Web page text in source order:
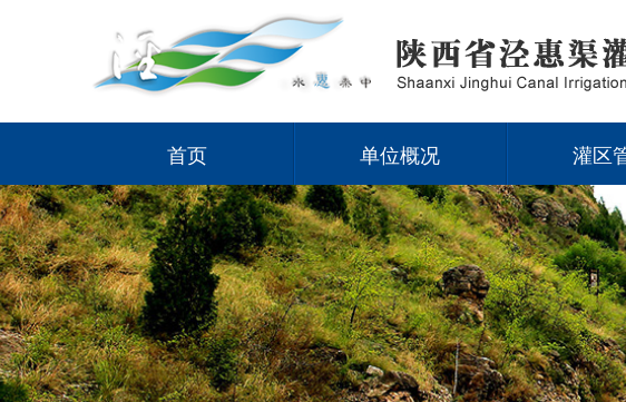
首页 单位概况 灌区